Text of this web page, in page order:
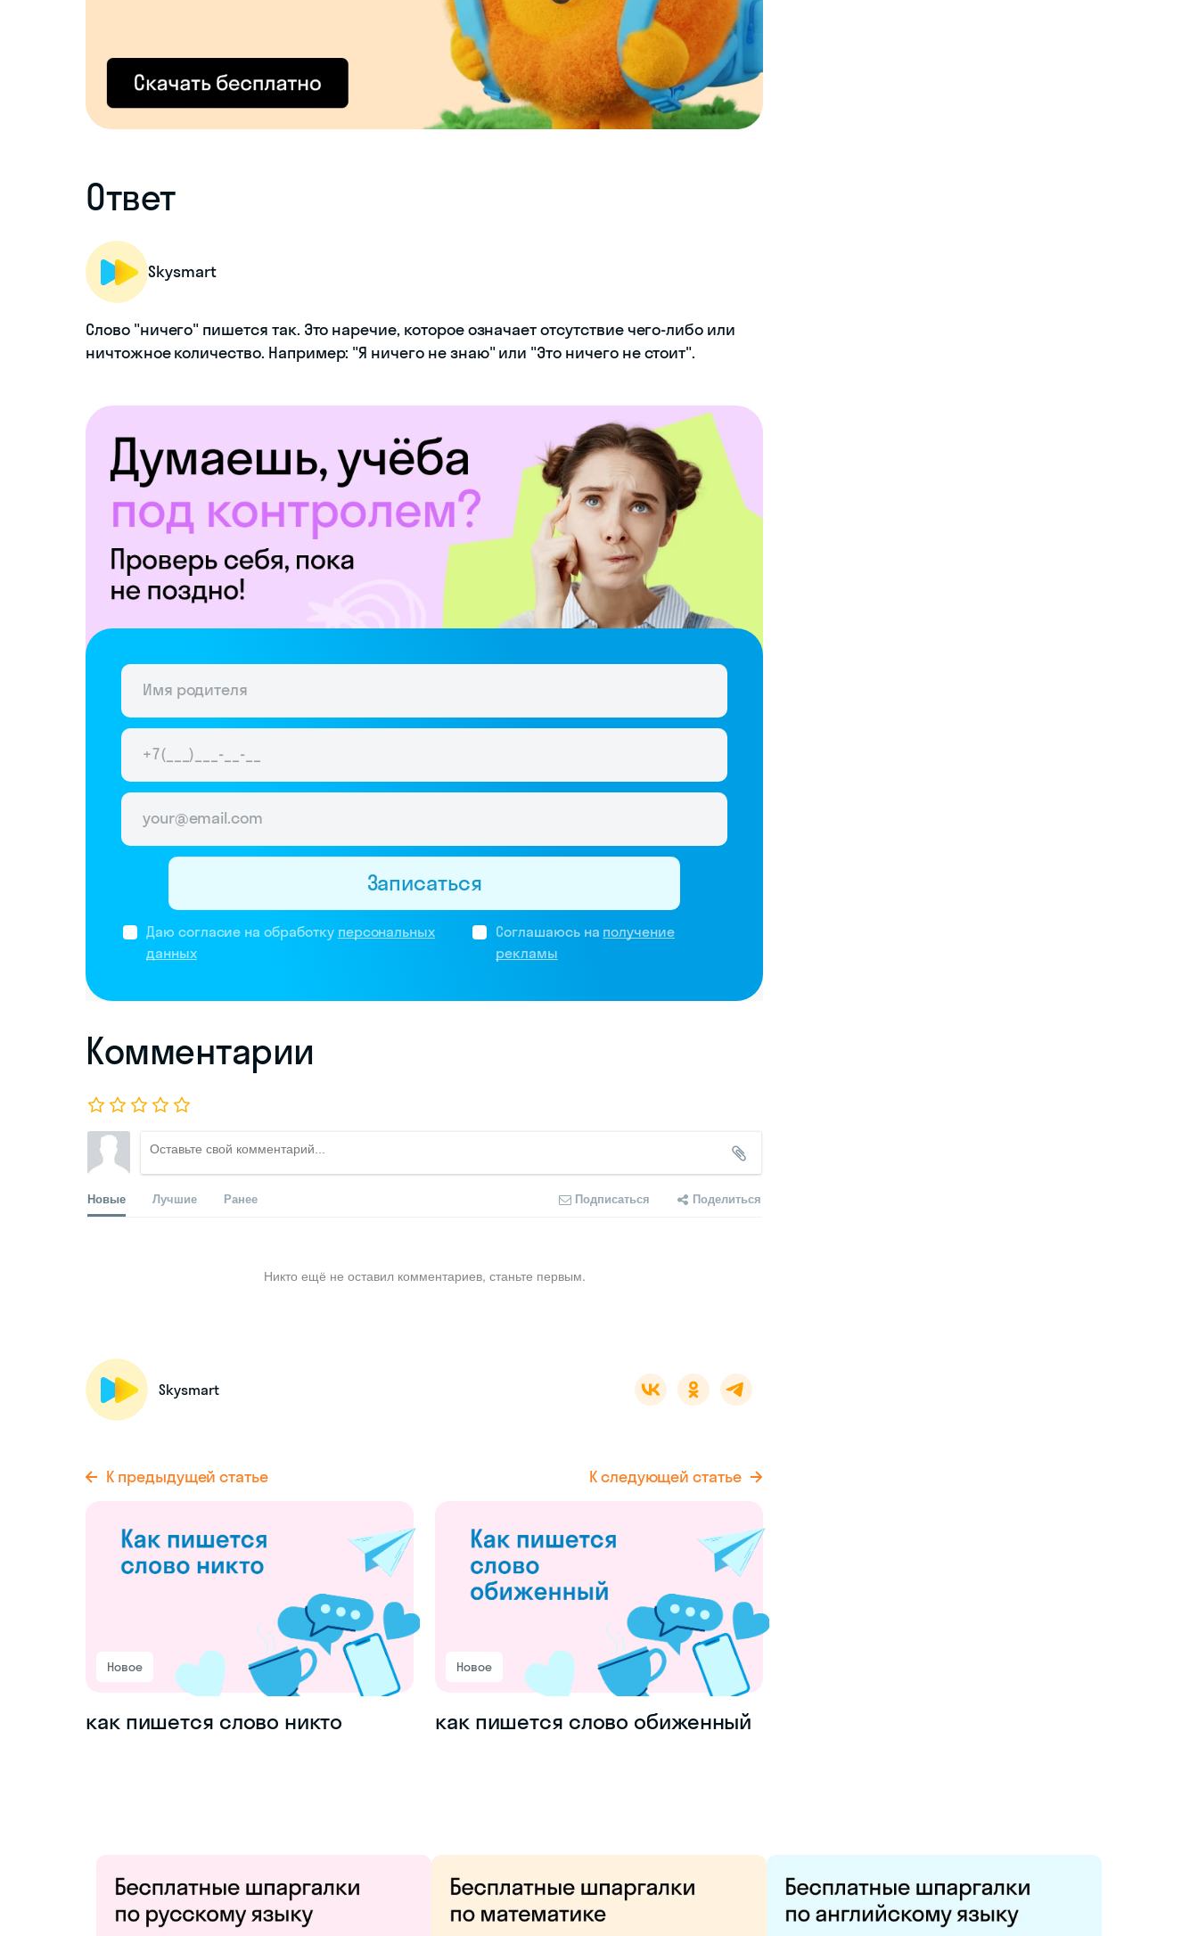
Ответ
Skysmart
Слово "ничего" пишется так. Это наречие, которое означает отсутствие чего-либо или
ничтожное количество. Например: "Я ничего не знаю" или "Это ничего не стоит".
Даю согласие на обработку персональных
данных
Соглашаюсь на получение
рекламы
Записаться
Комментарии
Новые Лучшие Ранее Подписаться Поделиться
Никто ещё не оставил комментариев, станьте первым.
Skysmart
К предыдущей статье
Новое
как пишется слово никто
К следующей статье
Новое
как пишется слово обиженный